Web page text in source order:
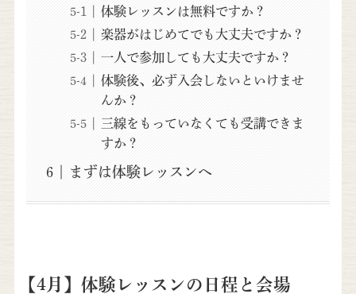
体験レッスンは無料ですか？
楽器がはじめてでも大丈夫ですか？
一人で参加しても大丈夫ですか？
体験後、必ず入会しないといけませ
んか？
三線をもっていなくても受講できま
すか？
まずは体験レッスンへ
【4月】体験レッスンの日程と会場